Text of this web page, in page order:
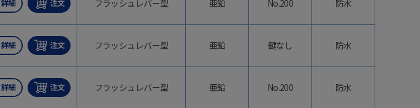
フラッシュレバー型 亜鉛 No.200 防水
フラッシュレバー型 亜鉛 鍵なし 防水
フラッシュレバー型 亜鉛 No.200 防水